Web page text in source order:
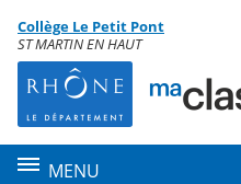
Menu de la rubrique
Contenu
Collège Le Petit Pont
ST MARTIN EN HAUT
MENU